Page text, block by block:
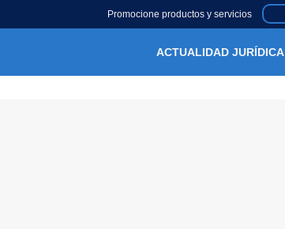
Promocione productos y servicios
ACTUALIDAD JURÍDICA